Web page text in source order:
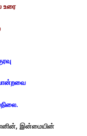
உரை
இன்மையின்